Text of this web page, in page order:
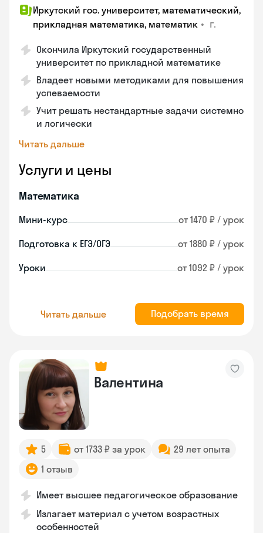
Иркутский гос. университет, математический,
прикладная математика, математик • г.
Окончила Иркутский государственный
университет по прикладной математике
Владеет новыми методиками для повышения
успеваемости
Учит решать нестандартные задачи системно
и логически
Читать дальше
Услуги и цены
Математика
Мини-курс от 1470 ₽ / урок
Подготовка к ЕГЭ/ОГЭ от 1880 ₽ / урок
Уроки от 1092 ₽ / урок
Читать дальше Подобрать время
Валентина
5 от 1733 ₽ за урок
29 лет опыта
1 отзыв
Имеет высшее педагогическое образование
Излагает материал с учетом возрастных
особенностей